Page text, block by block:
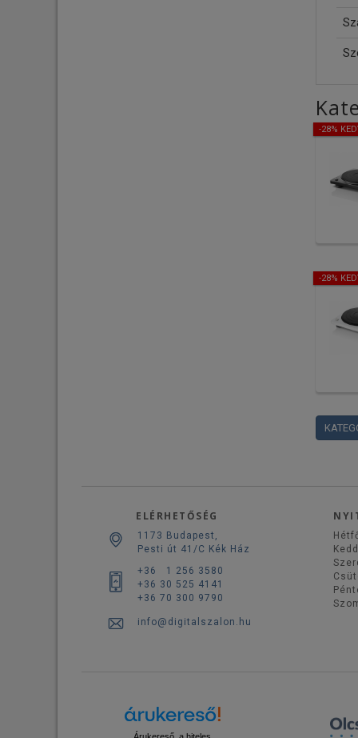
-28%
-28%
ELÉRHETŐSÉG
1173 Budapest,
Pesti út 41/C Kék Ház
+36 1 256 3580
+36 30 525 4141
+36 70 300 9790
info@digitalszalon.hu
Kedd